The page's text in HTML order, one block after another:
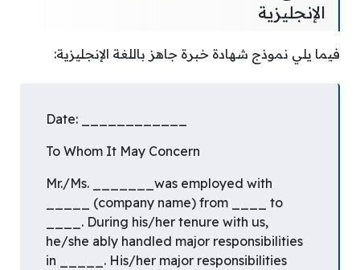
الإنجليزية
فيما يلي نموذج شهادة خبرة جاهز باللغة الإنجليزية:
Date: ____________
To Whom It May Concern
Mr./Ms. _______was employed with
_____ (company name) from ____ to
____. During his/her tenure with us,
he/she ably handled major responsibilities
in _____. His/her major responsibilities